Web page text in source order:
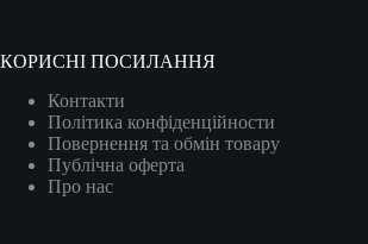
КОРИСНІ ПОСИЛАННЯ
Контакти
Політика конфіденційности
Повернення та обмін товару
Публічна оферта
Про нас